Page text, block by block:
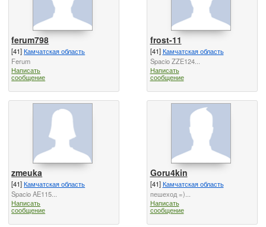
ferum798
[41]Камчатская область
Ferum
Написать
сообщение
frost-11
[41]Камчатская область
Spacio ZZE124...
Написать
сообщение
zmeuka
[41]Камчатская область
Spacio AE115...
Написать
сообщение
Goru4kin
[41]Камчатская область
пешеход =)...
Написать
сообщение